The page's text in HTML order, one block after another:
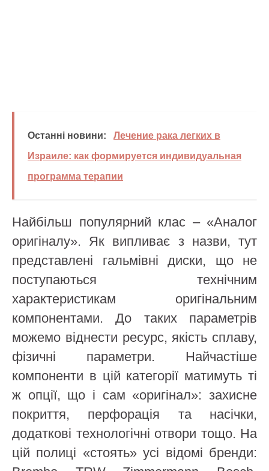
Останні новини:
Лечение рака легких в
Израиле: как формируется индивидуальная
программа терапии
Найбільш популярний клас – «Аналог
оригіналу». Як випливає з назви, тут
представлені гальмівні диски, що не
поступаються технічним
характеристикам оригінальним
компонентами. До таких параметрів
можемо віднести ресурс, якість сплаву,
фізичні параметри. Найчастіше
компоненти в цій категорії матимуть ті
ж опції, що і сам «оригінал»: захисне
покриття, перфорація та насічки,
додаткові технологічні отвори тощо. На
цій полиці «стоять» усі відомі бренди: